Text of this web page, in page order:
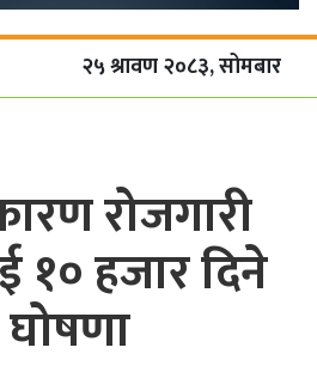
२५ श्रावण २०८३, सोमबार
रोजगारी
१० हजार दिने
घोषणा